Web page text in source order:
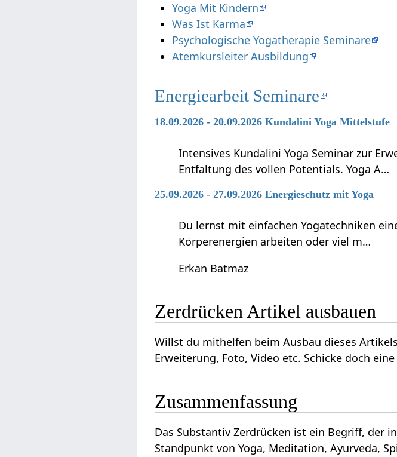
Yoga Mit Kindern
Was Ist Karma
Psychologische Yogatherapie Seminare
Atemkursleiter Ausbildung
Energiearbeit Seminare
18.09.2026 - 20.09.2026 Kundalini Yoga Mittelstufe
Intensives Kundalini Yoga Seminar zur
Entfaltung des vollen Potentials. Yoga A…
25.09.2026 - 27.09.2026 Energieschutz mit Yoga
Du lernst mit einfachen Yogatechniken
Körperenergien arbeiten oder viel m…
Erkan Batmaz
Zerdrücken‏‎ Artikel ausbauen
Willst du mithelfen beim Ausbau dieses Artikels zu Zerdrücken‏‎ ? Wir sind dankbar für
Erweiterung, Foto, Video etc. Schicke doch
Zusammenfassung
Das Substantiv Zerdrücken‏‎ ist ein Begriff, der in Zusammenhang steht mit Bewegung und kann interpretiert werden vom
Standpunkt von Yoga, Meditation, Ayurveda,